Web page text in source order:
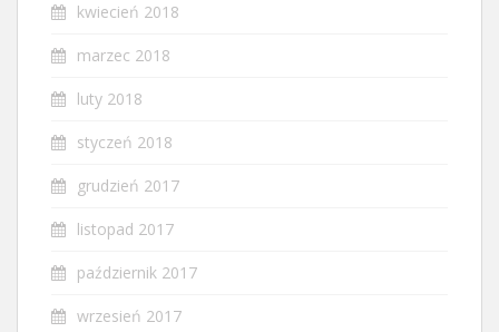
kwiecień 2018
marzec 2018
luty 2018
styczeń 2018
grudzień 2017
listopad 2017
październik 2017
wrzesień 2017